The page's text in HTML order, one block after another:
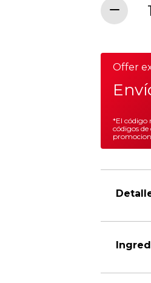
Offer
*El código
códigos